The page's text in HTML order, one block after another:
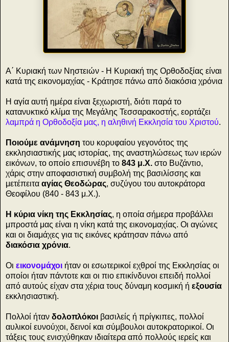
Α΄ Κυριακή των Νηστειών - Η Κυριακή της Ορθοδοξίας είναι
κατά της εικονομαχίας - Κράτησε πάνω από διακόσια χρόνια
Η αγία αυτή ημέρα είναι ξεχωριστή, διότι παρά το
κατανυκτικό κλίμα της Μεγάλης Τεσσαρακοστής, εορτάζει
λαμπρά η Ορθοδοξία μας, η αληθινή Εκκλησία του Χριστού.
Ποιούμε ανάμνηση του κορυφαίου γεγονότος της
εκκλησιαστικής μας ιστορίας, της αναστηλώσεως των ιερών
εικόνων, το οποίο επισυνέβη το 843 μ.Χ. στο Βυζάντιο,
χάρις στην αποφασιστική συμβολή της βασιλίσσης και
μετέπειτα αγίας Θεοδώρας, συζύγου του αυτοκράτορα
Θεοφίλου (840 - 843 μ.Χ.).
Η κύρια νίκη της Εκκλησίας, η οποία σήμερα προβάλλει
μπροστά μας είναι η νίκη κατά της εικονομαχίας. Οι αγώνες
και οι διαμάχες για τις εικόνες κράτησαν πάνω από
διακόσια χρόνια.
Οι εικονομάχοι ήταν οι εσωτερικοί εχθροί της Εκκλησίας οι
οποίοι ήταν πάντοτε και οι πιο επικίνδυνοι επειδή πολλοί
από αυτούς είχαν στα χέρια τους δύναμη κοσμική ή εξουσία
εκκλησιαστική.
Πολλοί ήταν δολοπλόκοι βασιλείς ή πρίγκιπες, πολλοί
αυλικοί ευνούχοι, δεινοί και σύμβουλοι αυτοκρατορικοί. Οι
τάξεις τους ενισχύθηκαν ιδιαίτερα από πολλούς ιερείς και